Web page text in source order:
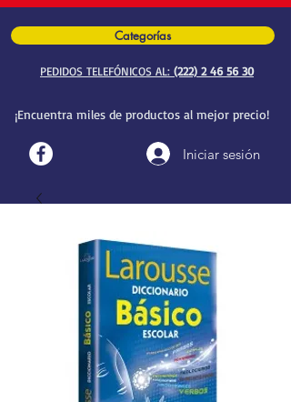
Categorías
PEDIDOS TELEFÓNICOS AL: (222) 2 46 56 30
¡Encuentra miles de productos al mejor precio!
Iniciar sesión